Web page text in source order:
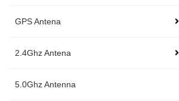
GPS Antena
2.4Ghz Antena
5.0Ghz Antenna